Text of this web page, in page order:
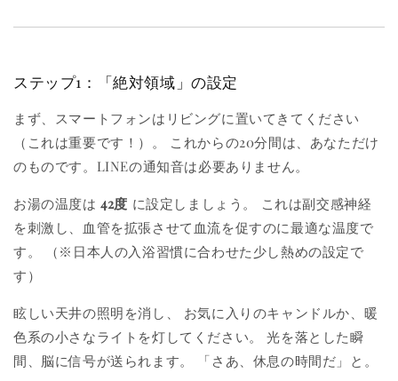
ステップ1：「絶対領域」の設定
まず、スマートフォンはリビングに置いてきてください
（これは重要です！）。 これからの20分間は、あなただけ
のものです。LINEの通知音は必要ありません。
お湯の温度は42度 に設定しましょう。 これは副交感神経
を刺激し、血管を拡張させて血流を促すのに最適な温度で
す。 （※日本人の入浴習慣に合わせた少し熱めの設定で
す）
眩しい天井の照明を消し、 お気に入りのキャンドルか、暖
色系の小さなライトを灯してください。 光を落とした瞬
間、脳に信号が送られます。 「さあ、休息の時間だ」と。